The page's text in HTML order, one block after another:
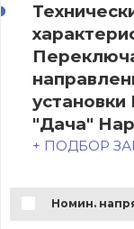
установки
"Дача"
+ ПОДБОР
Номин.